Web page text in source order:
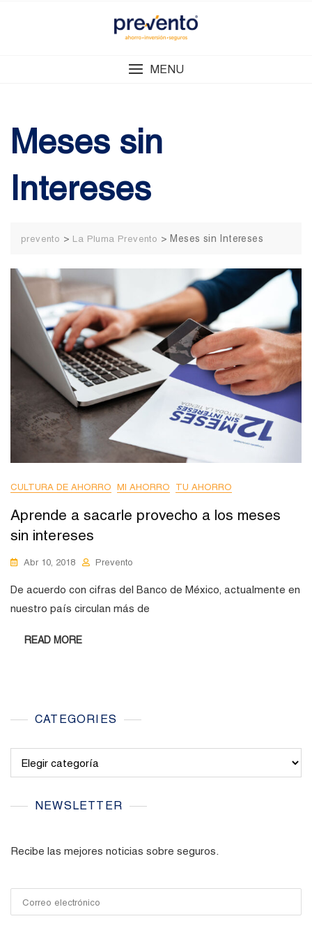
MENU
Meses sin
Intereses
prevento > La Pluma Prevento > Meses sin Intereses
CULTURA DE AHORRO MI AHORRO TU AHORRO
Aprende a sacarle provecho a los meses
sin intereses
Abr 10, 2018 Prevento
De acuerdo con cifras del Banco de México, actualmente en
nuestro país circulan más de
READ MORE
CATEGORIES
NEWSLETTER
Recibe las mejores noticias sobre seguros.